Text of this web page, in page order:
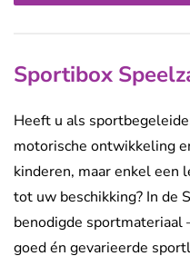
Sportibox
Heeft u als
motorische ontwikkeling
kinderen, maar enkel een
tot uw beschikking? In de
benodigde sportmateriaal
goed én gevarieerde